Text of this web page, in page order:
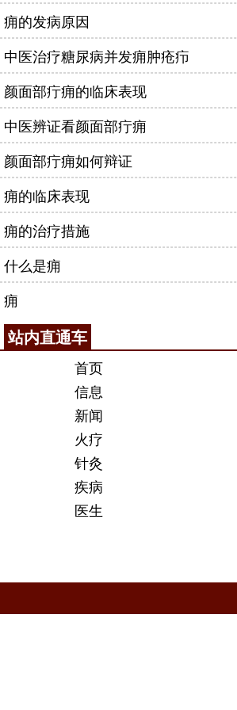
痈的发病原因
中医治疗糖尿病并发痈肿疮疖
颜面部疔痈的临床表现
中医辨证看颜面部疔痈
颜面部疔痈如何辩证
痈的临床表现
痈的治疗措施
什么是痈
痈
站内直通车
首页
信息
新闻
火疗
针灸
疾病
医生